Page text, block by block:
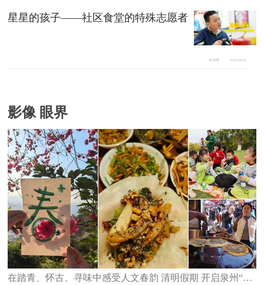
星星的孩子——社区食堂的特殊志愿者
泉州网 2026-04-01
影像 眼界
在踏青、怀古、寻味中感受人文春韵 清明假期 开启泉州“轻旅行”